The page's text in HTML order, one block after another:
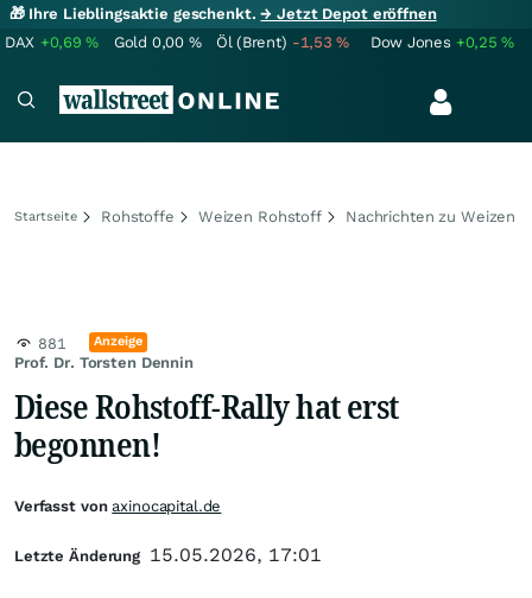
🎁 Ihre Lieblingsaktie geschenkt.→ Jetzt Depot eröffnen
DAX +0,69% Gold 0,00 % Öl (Brent) -1,53% Dow Jones +0,25%
Startseite Rohstoffe Weizen Rohstoff Nachrichten zu Weizen
Prof. Dr. Torsten Dennin
881 Anzeige
Diese Rohstoff-Rally hat erst
begonnen!
Verfasst vonaxinocapital.de
Letzte Änderung 15.05.2026, 17:01